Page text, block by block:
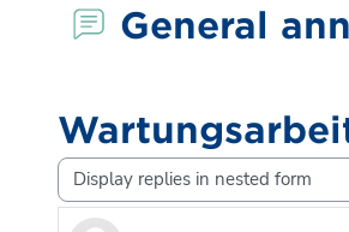
General
Display mode